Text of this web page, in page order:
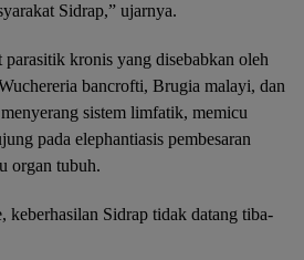
Sidrap,” ujarnya.
kronis yang disebabkan oleh
bancrofti, Brugia malayi, dan
sistem limfatik, memicu
pada elephantiasis pembesaran
organ tubuh.
keberhasilan Sidrap tidak datang tiba-